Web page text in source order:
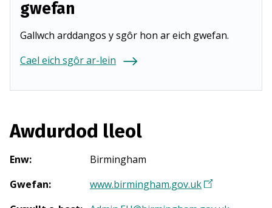
gwefan
Gallwch arddangos y sgôr hon ar eich gwefan.
Cael eich sgôr ar-lein
Awdurdod lleol
Enw:
Birmingham
Gwefan: www.birmingham.gov.uk(